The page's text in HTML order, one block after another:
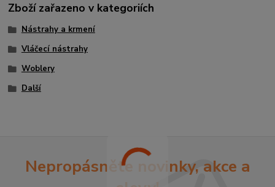
Zboží zařazeno v kategoriích
Nástrahy a krmení
Vláčecí nástrahy
Woblery
Další
Nepropásněte novinky, akce a